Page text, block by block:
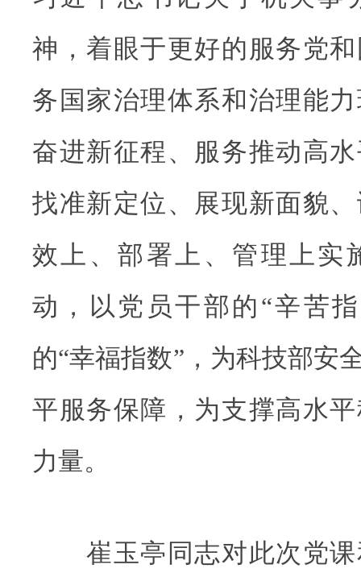
神，着眼于更好的服务党
务国家治理体系和治理能
奋进新征程、服务推动高
找准新定位、展现新面貌
效上、部署上、管理上实
动，以党员干部的“辛苦
的“幸福指数”，为科技部安
平服务保障，为支撑高水
力量。
崔玉亭同志对此次党课